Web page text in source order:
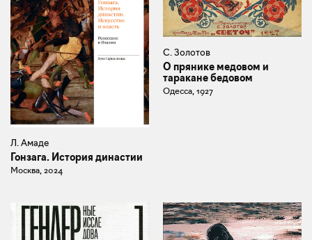
Л. Амаде
Гонзага. История династии
Москва, 2024
С. Золотов
О прянике медовом и
таракане бедовом
Одесса, 1927